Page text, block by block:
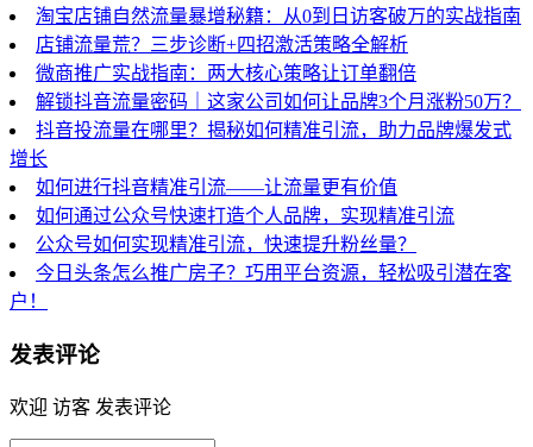
淘宝店铺自然流量暴增秘籍：从0到日访客破万的实战指南
店铺流量荒？三步诊断+四招激活策略全解析
微商推广实战指南：两大核心策略让订单翻倍
解锁抖音流量密码｜这家公司如何让品牌3个月涨粉50万？
抖音投流量在哪里？揭秘如何精准引流，助力品牌爆发式
增长
如何进行抖音精准引流——让流量更有价值
如何通过公众号快速打造个人品牌，实现精准引流
公众号如何实现精准引流，快速提升粉丝量？
今日头条怎么推广房子？巧用平台资源，轻松吸引潜在客
户！
发表评论
欢迎 访客 发表评论